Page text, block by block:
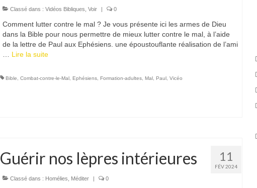
Classé dans : Vidéos Bibliques Voir 0
Comment lutter contre le mal ? Je vous présente ici les armes de Dieu
dans la Bible pour nous permettre de mieux lutter contre le mal, à l’aide
de la lettre de Paul aux Ephésiens. une époustouflante réalisation de l’ami
… Lire la suite­­
Bible, Combat-contre-le-Mal, Ephésiens, Formation-adultes, Mal, Paul, Vicéo
11
FÉV 2024
Guérir nos lèpres intérieures
Classé dans : Homélies Méditer | 0